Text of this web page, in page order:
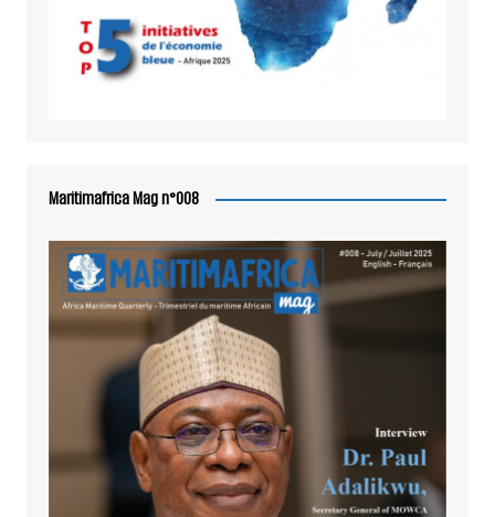
Maritimafrica Mag n°008